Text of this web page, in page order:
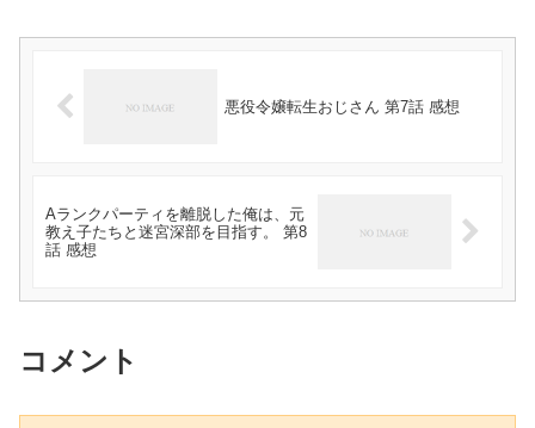
悪役令嬢転生おじさん 第7話 感想
Aランクパーティを離脱した俺は、元
教え子たちと迷宮深部を目指す。 第8
話 感想
コメント